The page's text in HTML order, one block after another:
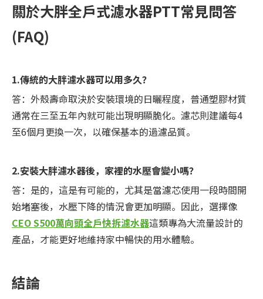
關於大胖全戶式濾水器PTT常見問答
(FAQ)
1.傳統的大胖濾水器可以用多久？
答：外殼壽命取決於安裝環境的日曬程度，普通塑膠材質
通常在三至五年內就可能出現明顯脆化。濾芯則建議每4
至6個月更換一次，以確保基本的過濾品質。
2.安裝大胖濾水器後，家裡的水壓會變小嗎？
答：是的，這是有可能的，尤其是當濾芯使用一段時間開
始堵塞後，水壓下降的情況會更加明顯。因此，選擇像
CEO S500萬向頭全戶快拆濾水器這類專為大流量設計的
產品，才能更好地維持家中暢快的用水體驗。
結論